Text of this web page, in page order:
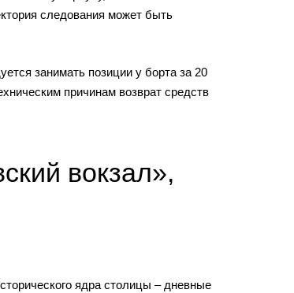
следования может быть
занимать позиции у борта за 20
причинам возврат средств
вокзал»,
ядра столицы – дневные